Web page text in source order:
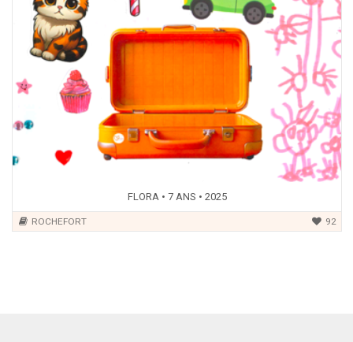
FLORA • 7 ANS • 2025
ROCHEFORT 92